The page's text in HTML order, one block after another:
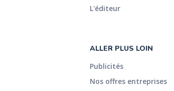
L'éditeur
ALLER PLUS LOIN
Publicités
Nos offres entreprises